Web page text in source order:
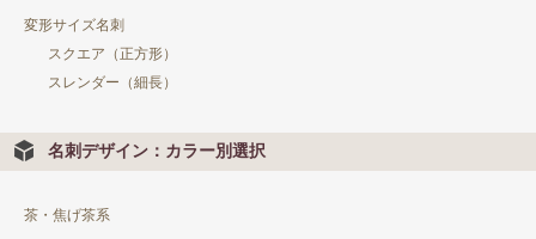
変形サイズ名刺
スクエア（正方形）
スレンダー（細長）
名刺デザイン：カラー別選択
茶・焦げ茶系